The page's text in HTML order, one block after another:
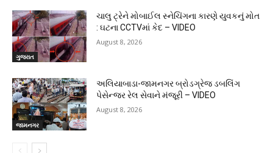
ગુજરાત
ચાલુ ટ્રેને મોબાઈલ સ્નેચિંગના કારણે યુવકનું મોત
: ઘટના CCTVમાં કેદ – VIDEO
August 8, 2026
જામનગર
અલિયાબાડા-જામનગર બ્રોડગ્રેજ ડબલિંગ
પેસેન્જર રેલ સેવાને મંજૂરી – VIDEO
August 8, 2026